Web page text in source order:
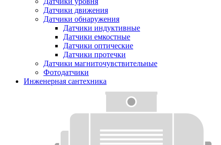
Датчики движения
Датчики обнаружения
Датчики индуктивные
Датчики емкостные
Датчики оптические
Датчики протечки
Датчики магниточувствительные
Фотодатчики
Инженерная сантехника